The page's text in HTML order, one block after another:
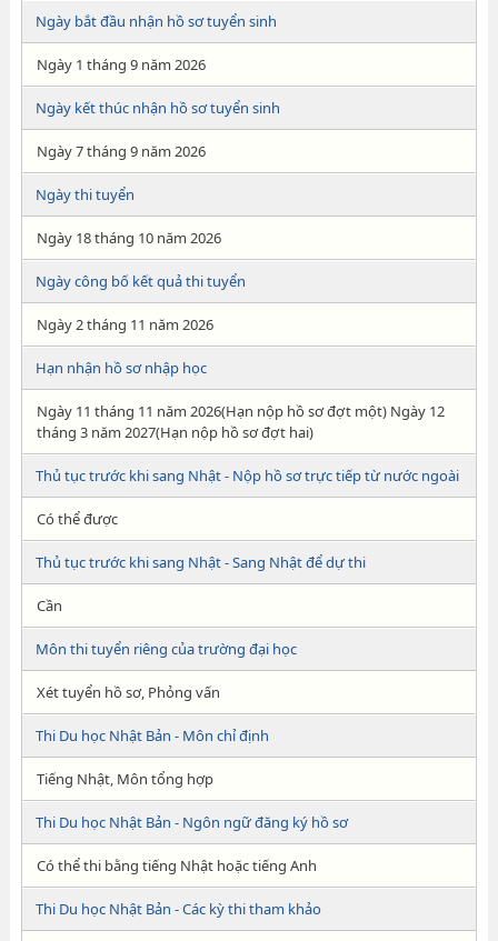
Ngày bắt đầu nhận hồ sơ tuyển sinh
Ngày 1 tháng 9 năm 2026
Ngày kết thúc nhận hồ sơ tuyển sinh
Ngày 7 tháng 9 năm 2026
Ngày thi tuyển
Ngày 18 tháng 10 năm 2026
Ngày công bố kết quả thi tuyển
Ngày 2 tháng 11 năm 2026
Hạn nhận hồ sơ nhập học
Ngày 11 tháng 11 năm 2026(Hạn nộp hồ sơ đợt một) Ngày 12
tháng 3 năm 2027(Hạn nộp hồ sơ đợt hai)
Thủ tục trước khi sang Nhật - Nộp hồ sơ trực tiếp từ nước ngoài
Có thể được
Thủ tục trước khi sang Nhật - Sang Nhật để dự thi
Cần
Môn thi tuyển riêng của trường đại học
Xét tuyển hồ sơ, Phỏng vấn
Thi Du học Nhật Bản - Môn chỉ định
Tiếng Nhật, Môn tổng hợp
Thi Du học Nhật Bản - Ngôn ngữ đăng ký hồ sơ
Có thể thi bằng tiếng Nhật hoặc tiếng Anh
Thi Du học Nhật Bản - Các kỳ thi tham khảo